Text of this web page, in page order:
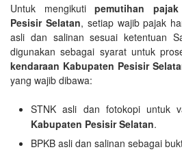
Untuk mengikutipemutihan
Pesisir Selatan, setiap wajib pajak
asli dan salinan sesuai ketentuan
digunakan sebagai syarat untuk
kendaraan Kabupaten Pesisir
yang wajib dibawa:
STNK asli dan fotokopi untuk
Kabupaten Pesisir Selatan.
BPKB asli dan salinan sebagai